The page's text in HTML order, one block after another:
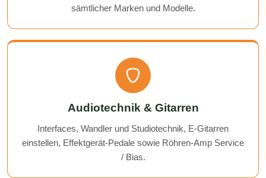
sämtlicher Marken und Modelle.
Audiotechnik & Gitarren
Interfaces, Wandler und Studiotechnik, E-Gitarren
einstellen, Effektgerät-Pedale sowie Röhren-Amp Service
/ Bias.